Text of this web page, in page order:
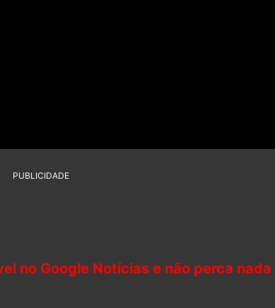
PUBLICIDADE
no Google Notícias e não perca nada